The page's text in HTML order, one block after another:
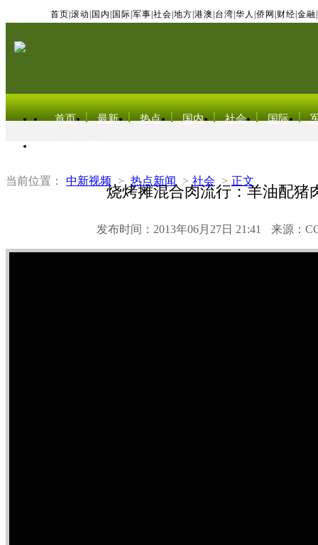
首页 滚动 国内 国际 军事 社会 地方 港澳 台湾 华人 侨网 财经 金融
首页 最新 热点 国内 社会 国际
当前位置： 中新视频 > 热点新闻 > 社会 > 正文
烧烤摊混合肉流行：羊油配猪
发布时间：2013年06月27日 21:41 来源：